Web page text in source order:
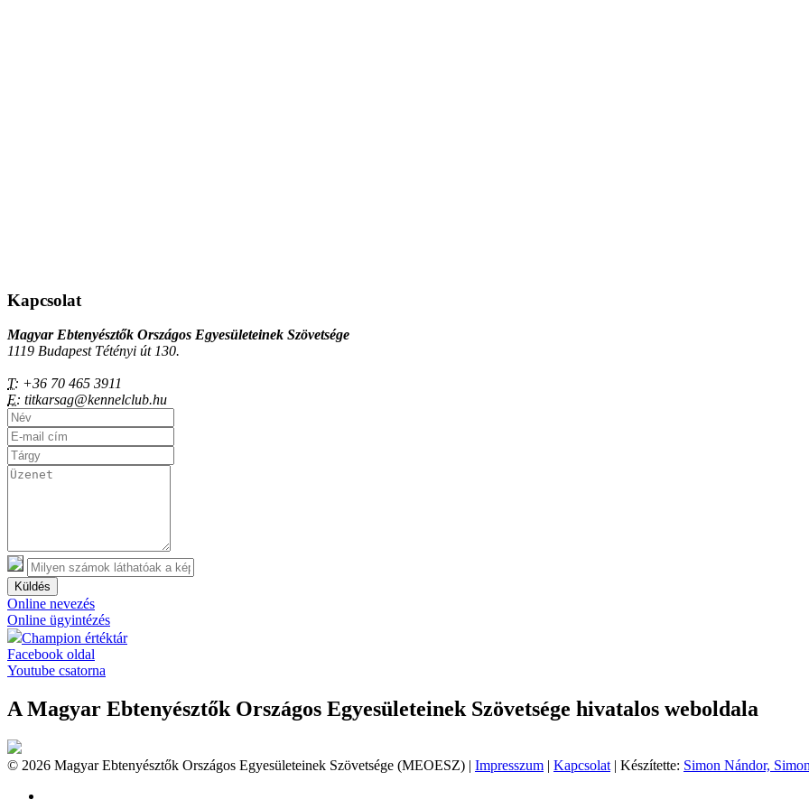
Kapcsolat
Magyar Ebtenyésztők Országos Egyesületeinek Szövetsége
1119 Budapest Tétényi út 130.
T: +36 70 465 3911
E: titkarsag@kennelclub.hu
Küldés
Online nevezés
Online ügyintézés
Champion értéktár
Facebook oldal
Youtube csatorna
A Magyar Ebtenyésztők Országos Egyesületeinek Szövetsége hivatalos weboldala
© 2026 Magyar Ebtenyésztők Országos Egyesületeinek Szövetsége (MEOESZ) | Impresszum | Kapcsolat | Készítette: Simon Nándor,